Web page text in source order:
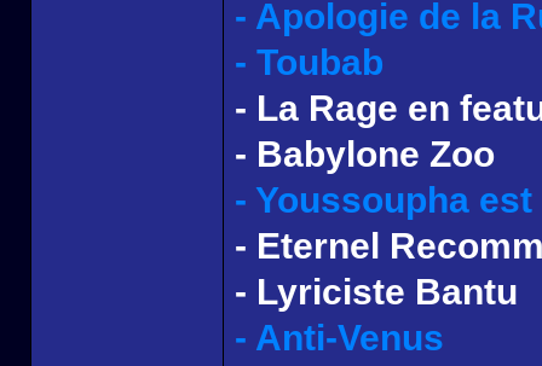
- Apologie de la
- Toubab
- La Rage en
- Babylone Zoo
- Youssoupha
- Eternel
- Lyriciste Bantu
- Anti-Venus